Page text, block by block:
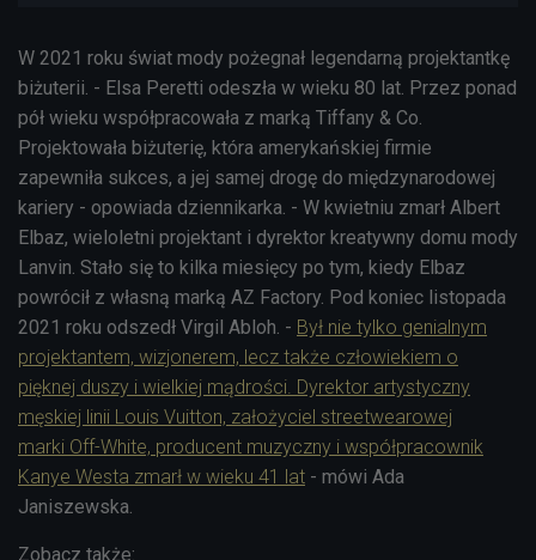
W 2021 roku świat mody pożegnał legendarną projektantkę
biżuterii. - Elsa Peretti odeszła w wieku 80 lat. Przez ponad
pół wieku współpracowała z marką Tiffany & Co.
Projektowała biżuterię, która amerykańskiej firmie
zapewniła sukces, a jej samej drogę do międzynarodowej
kariery - opowiada dziennikarka. - W kwietniu zmarł Albert
Elbaz, wieloletni projektant i dyrektor kreatywny domu mody
Lanvin. Stało się to kilka miesięcy po tym, kiedy Elbaz
powrócił z własną marką AZ Factory. Pod koniec listopada
2021 roku odszedł Virgil Abloh. - Był nie tylko genialnym
projektantem, wizjonerem, lecz także człowiekiem o
pięknej duszy i wielkiej mądrości. Dyrektor artystyczny
męskiej linii Louis Vuitton, założyciel streetwearowej
marki Off-White, producent muzyczny i współpracownik
Kanye Westa zmarł w wieku 41 lat - mówi Ada
Janiszewska.
Zobacz także: